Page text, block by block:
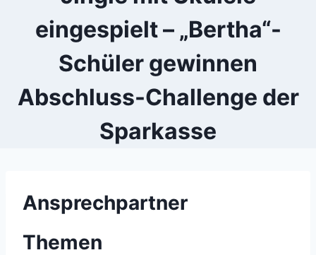
eingespielt – „Bertha“-
Schüler gewinnen
Abschluss-Challenge der
Sparkasse
Ansprechpartner
Themen